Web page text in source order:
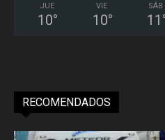
JUE
10°
VIE
10°
SÁB
11
RECOMENDADOS